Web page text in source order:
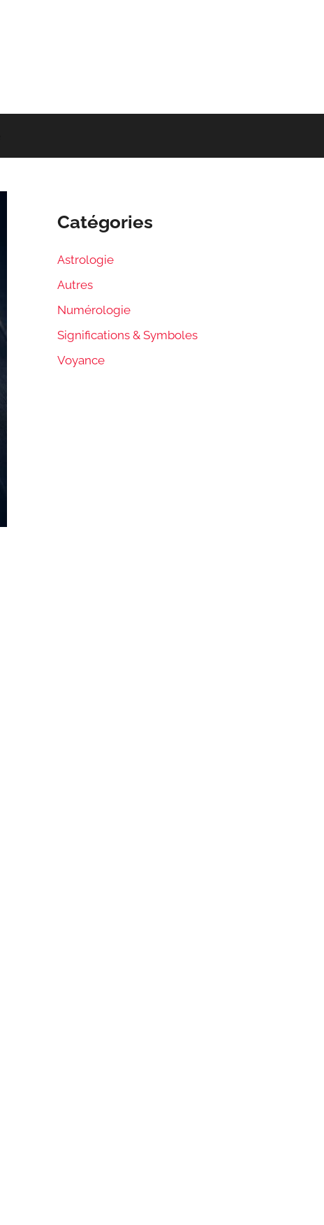
Catégories
Astrologie
Autres
Numérologie
Significations & Symboles
Voyance